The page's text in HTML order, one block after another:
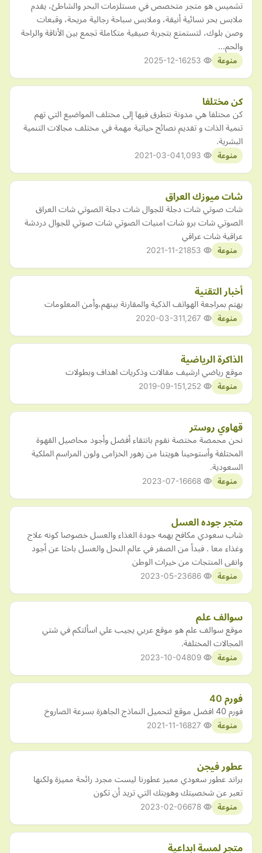
تشميس هو متجر متخصص في مستلزمات البحر والشاطئ، يقدم
ملابس بحر نسائية أنيقة، وملابس سباحة رجالية مريحة، وقبعات
وصن بلوك، لتستمتع بتجربة صيفية متكاملة تجمع بين الأناقة والراحة
والحم…
منوعة 2025-12-16
كن مختلفا
كن مختلفا هي مدونة نتطرق فيها إلى مختلف المواضيع التي تهم
تنمية الذات و تقديم نصائح حياتية مهمة في مختلف مجالات التنمية
البشرية.
منوعة 2021-03-04
شات ميوزك العراق
شات صوتي شات دجلة للجوال شات دجلة الصوتي شات العراق
الصوتي شات برو شات امنيات الصوتي شات صوتي للجوال دردشة
عراقية شات عراقي
منوعة 2021-11-21
أخبار التقنية
يهتم بمراجعة الهواتف الذكية والمقارنة بينهم،وأمن المعلومات
منوعة 2020-03-31
الذاكرة الرياضية
موقع رياضي ارشيف مقالات وذكريات اهداف وبطولات
منوعة 2019-09-15
قهاوي روستر
نحن محمصة مختصة نقوم بانتقاء أفضل وأجود محاصيل القهوة
المختلفة وأستوحينا هويتنا من زهور الخزامى ولون المراسم الملكية
السعودية.
منوعة 2023-07-16
متجر جوده العسل
شاب سعودي مكافح يهمه جودة الغذاء والعسل خصوصا كونه علاج
وغذاء معا . فبدأ من الصفر في عالم النحل والعسل باحثا عن أجود
وانقى المنتجات من خيرات الوطن
منوعة 2023-05-23
سوالف علم
موقع سوالف علم هو موقع عربي يجيب علي اسألتكم في شتي
المجالات المختلفة.
منوعة 2023-10-04
فورم 40
فورم 40 افضل موقع لتحميل النماذج الجاهزة بسرعة الصاروخ
منوعة 2021-11-16
عطور فيجن
براند عطور سعودي مميز عطورنا ليست مجرد رائحة مميزة ولكنها
تعبر عن شخصيتك وهويتك التي تريد أن تكون
منوعة 2023-02-06
متجر لمسة ابداعية